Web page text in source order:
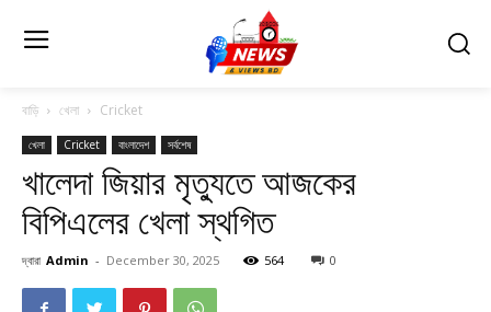
বাড়ি খেলা Cricket
খেলা Cricket বাংলাদেশ সর্বশেষ
খালেদা জিয়ার মৃত্যুতে আজকের
বিপিএলের খেলা স্থগিত
দ্বারা Admin - December 30, 2025 564 0